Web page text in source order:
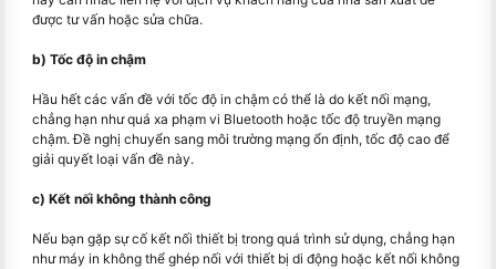
được tư vấn hoặc sửa chữa.
b) Tốc độ in chậm
Hầu hết các vấn đề với tốc độ in chậm có thể là do kết nối mạng,
chẳng hạn như quá xa phạm vi Bluetooth hoặc tốc độ truyền mạng
chậm. Đề nghị chuyển sang môi trường mạng ổn định, tốc độ cao để
giải quyết loại vấn đề này.
c) Kết nối không thành công
Nếu bạn gặp sự cố kết nối thiết bị trong quá trình sử dụng, chẳng hạn
như máy in không thể ghép nối với thiết bị di động hoặc kết nối không